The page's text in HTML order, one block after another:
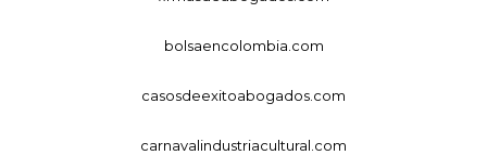
bolsaencolombia.com
casosdeexitoabogados.com
carnavalindustriacultural.com